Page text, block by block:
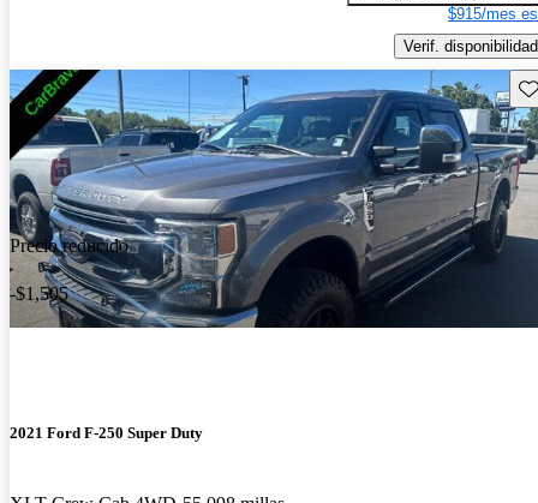
$915/mes
Verif. disponibilidad
Precio reducido
-$1,505
2021 Ford F-250 Super Duty